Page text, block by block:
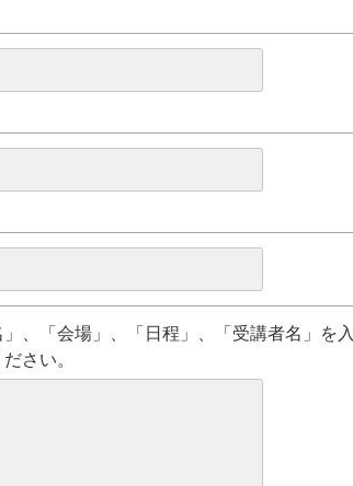
、「会場」、「日程」、「受講者名」を入
さい。